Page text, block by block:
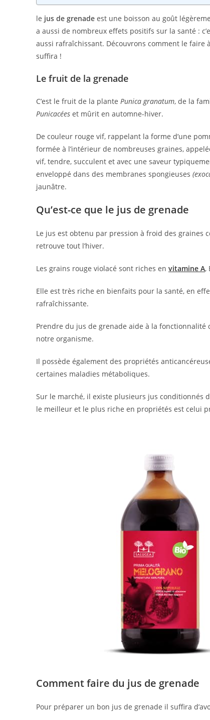
le jus de grenade est une boisson au goût
a aussi de nombreux effets positifs sur la santé :
aussi rafraîchissant. Découvrons comment le faire
suffira !
Le fruit de la grenade
C’est le fruit de la plante Punica granatum, de la
Punicacées et mûrit en automne-hiver.
De couleur rouge vif, rappelant la forme d’une
formée à l’intérieur de nombreuses graines,
vif, tendre, succulent et avec une saveur
enveloppé dans des membranes spongieuses
jaunâtre.
Qu’est-ce que le jus de grenade
Le jus est obtenu par pression à froid des graines
retrouve tout l’hiver.
Les grains rouge violacé sont riches en vitamine A,
Elle est très riche en bienfaits pour la santé, en
rafraîchissante.
Prendre du jus de grenade aide à la
notre organisme.
Il possède également des propriétés
certaines maladies métaboliques.
Sur le marché, il existe plusieurs jus conditionnés
le meilleur et le plus riche en propriétés est celui
Comment faire du jus de grenade
Pour préparer un bon jus de grenade il suffira